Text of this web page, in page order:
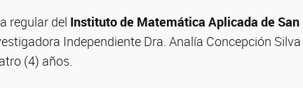
regular del Instituto de Matemática Aplicada de San
Independiente Dra. Analía Concepción Silva
(4) años.